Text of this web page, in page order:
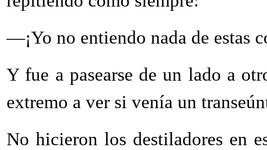
—¡Yo no entiendo nada de estas
Y fue a pasearse de un lado a
extremo a ver si venía un
No hicieron los destiladores en